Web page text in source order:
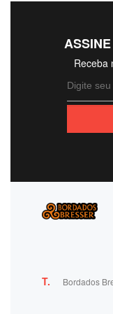
Receba
T. Bordados